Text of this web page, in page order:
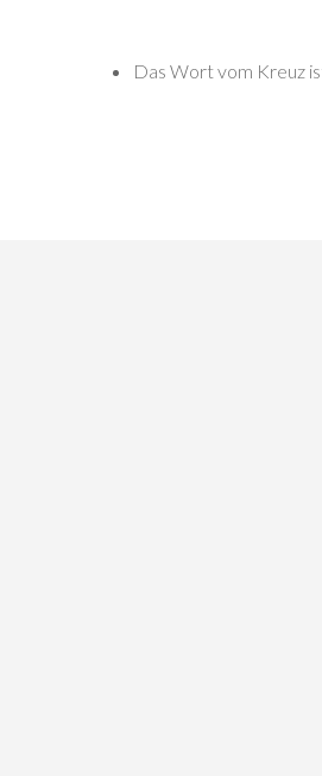
Das Wort vom Kreuz